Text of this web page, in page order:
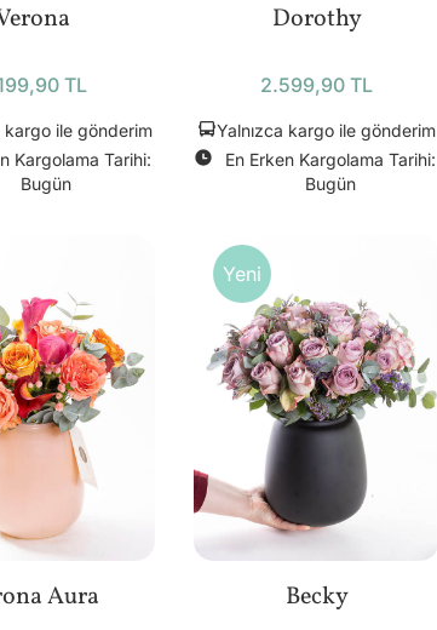
TL
kargo ile gönderim
Kargolama Tarihi:
Bugün
Dorothy
2.599,90 TL
Yalnızca kargo ile gönderim
En Erken Kargolama Tarihi:
Bugün
Aura
Yeni
Becky